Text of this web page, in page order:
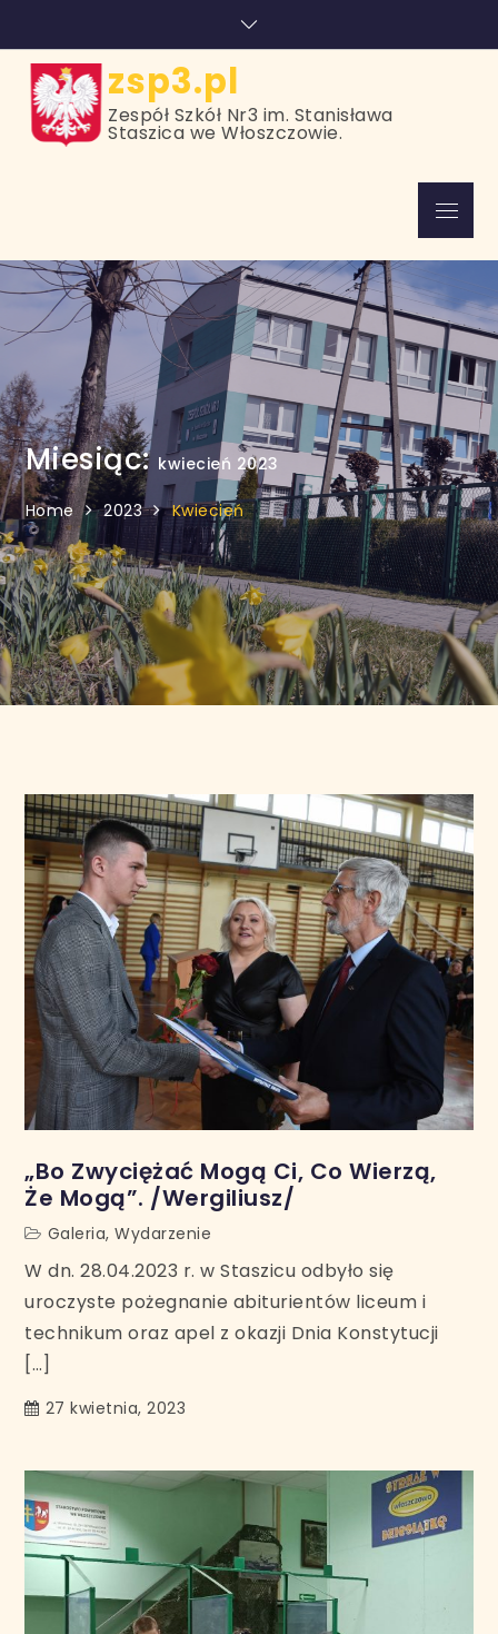
content
zsp3.pl
Zespół Szkół Nr3 im. Stanisława
Staszica we Włoszczowie.
Menu
Miesiąc: kwiecień 2023
Home 2023 Kwiecień
„Bo Zwyciężać Mogą Ci, Co Wierzą,
Że Mogą”. /Wergiliusz/
Galeria,Wydarzenie
W dn. 28.04.2023 r. w Staszicu odbyło się
uroczyste pożegnanie abiturientów liceum i
technikum oraz apel z okazji Dnia Konstytucji
[…]
27 kwietnia, 2023